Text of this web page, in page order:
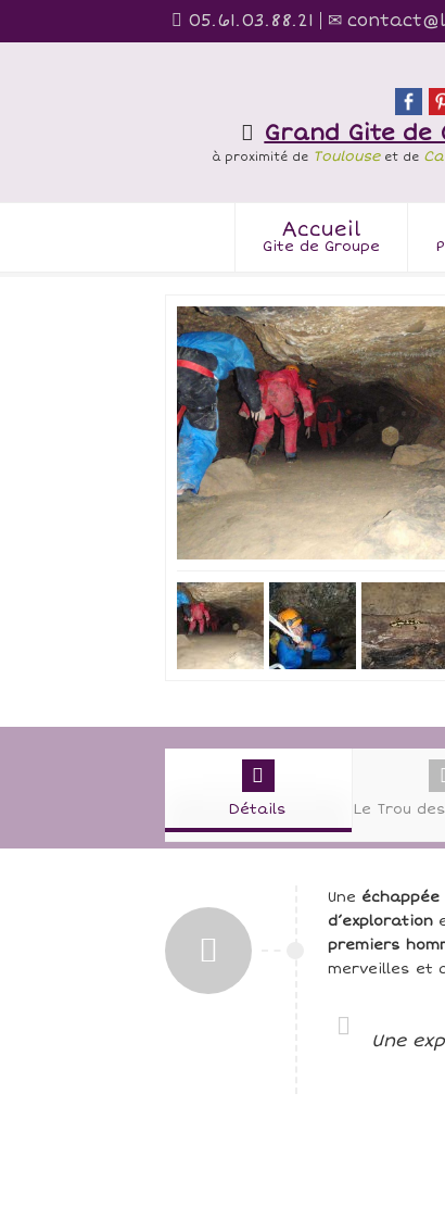
05.61.03.88.21
Grand Gite de
à proximité de Toulouseet de
Accueil
Gite de Groupe
Détails Le Trou
Une
d’exploration
premiers
merveilles et
Une